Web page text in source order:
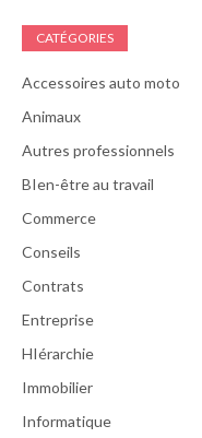
CATÉGORIES
Accessoires auto moto
Animaux
Autres professionnels
BIen-être au travail
Commerce
Conseils
Contrats
Entreprise
HIérarchie
Immobilier
Informatique